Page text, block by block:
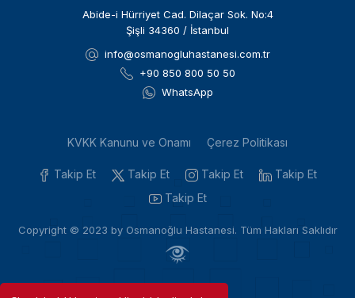
Abide-i Hürriyet Cad. Dilaçar Sok. No:4
Şişli 34360 / İstanbul
info@osmanogluhastanesi.com.tr
+90 850 800 50 50
WhatsApp
KVKK Kanunu ve Onamı Çerez Politikası
Takip Et Takip Et Takip Et
Takip Et
Takip Et
Copyright © 2023 by Osmanoğlu Hastanesi. Tüm Hakları Saklıdır